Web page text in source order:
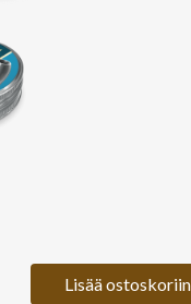
Lisää ostoskoriin